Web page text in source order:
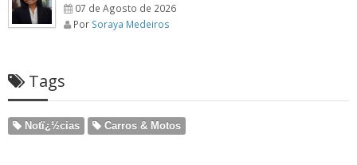
07 de Agosto de 2026
Por Soraya Medeiros
Tags
Notï¿½cias Carros & Motos